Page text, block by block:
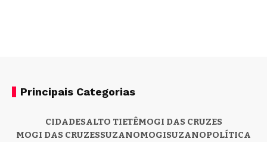
Principais Categorias
CIDADESALTO TIETÊMOGI DAS CRUZES
MOGI DAS CRUZESSUZANOMOGISUZANOPOLÍTICA